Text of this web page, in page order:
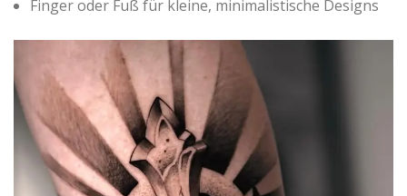
Finger oder Fuß für kleine, minimalistische Designs